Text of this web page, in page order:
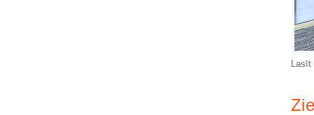
Lasīt